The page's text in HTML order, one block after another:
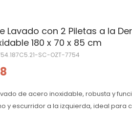
Lavado con 2 Piletas a la
180 x 70 x 85 cm
SC-OZT-7754
de acero inoxidable, robusta y
y escurridor a la izquierda, ideal para